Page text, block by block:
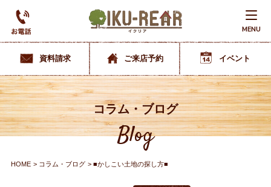
MENU
資料請求 ご来店予約 イベント
コラム・ブログ
Blog
HOME コラム・ブログ ■かしこい土地の探し方■